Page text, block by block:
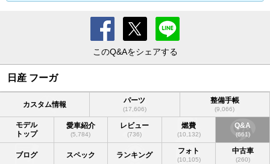
このQ&Aをシェアする
日産 フーガ
カスタム情報 パーツ
(17,606)
整備手帳
(9,066)
モデル
トップ
愛車紹介
(5,784)
レビュー
(736)
燃費
(10,132)
Q&A
(661)
ブログ スペック ランキング フォト
(10,105)
中古車
(260)